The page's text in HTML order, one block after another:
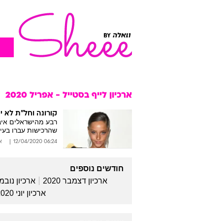
ארכיון לייף בסטייל - אפריל 2020
קורונה וחל"ת לא
רבע מהישראלים
שהרכישות עברו
06:24 12/04/2020
חודשים נוספים
ארכיון דצמבר 2020
ארכיון
ארכיון יוני 2020